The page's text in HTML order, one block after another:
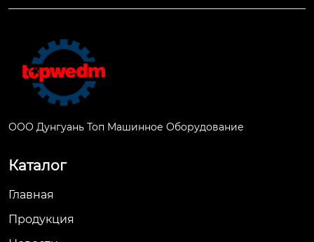
ООО Дунгуань Топ Машинное Оборудование
Каталог
Главная
Продукция